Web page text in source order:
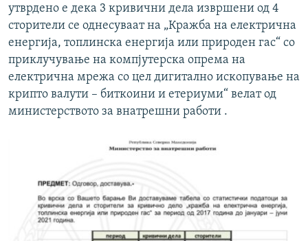
утврдено е дека 3 кривични дела извршени од 4
сторители се однесуваат на „Кражба на електрична
енергија, топлинска енергија или природен гас“ со
приклучување на компјутерска опрема на
електрична мрежа со цел дигитално ископување на
крипто валути – биткоини и етериуми“ велат од
министерството за внатрешни работи .